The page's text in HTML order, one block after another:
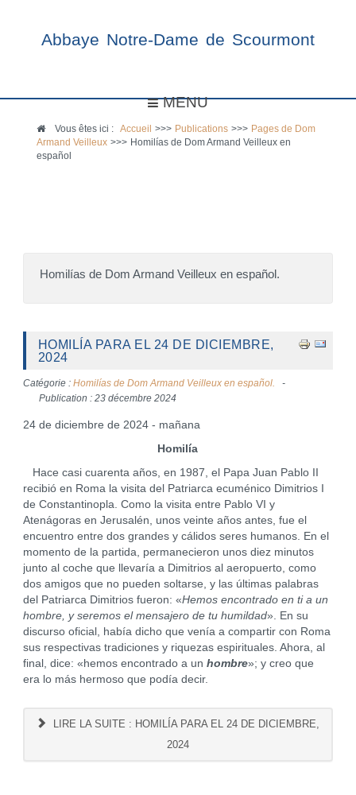
Abbaye Notre-Dame de Scourmont
MENU
Vous êtes ici :Accueil >>> Publications >>> Pages de Dom
Armand Veilleux >>> Homilías de Dom Armand Veilleux en
español
Homilías de Dom Armand Veilleux en español.
HOMILÍA PARA EL 24 DE DICIEMBRE,
2024
Catégorie : Homilías de Dom Armand Veilleux en español.
Publication : 23 décembre 2024
24 de diciembre de 2024 - mañana
Homilía
Hace casi cuarenta años, en 1987, el Papa Juan Pablo II
recibió en Roma la visita del Patriarca ecuménico Dimitrios I
de Constantinopla. Como la visita entre Pablo VI y
Atenágoras en Jerusalén, unos veinte años antes, fue el
encuentro entre dos grandes y cálidos seres humanos. En el
momento de la partida, permanecieron unos diez minutos
junto al coche que llevaría a Dimitrios al aeropuerto, como
dos amigos que no pueden soltarse, y las últimas palabras
del Patriarca Dimitrios fueron: «Hemos encontrado en ti a un
hombre, y seremos el mensajero de tu humildad». En su
discurso oficial, había dicho que venía a compartir con Roma
sus respectivas tradiciones y riquezas espirituales. Ahora, al
final, dice: «hemos encontrado a un hombre»; y creo que
era lo más hermoso que podía decir.
LIRE LA SUITE : HOMILÍA PARA EL 24 DE DICIEMBRE,
2024